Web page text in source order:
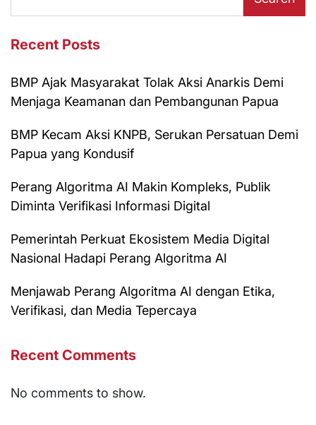
Recent Posts
BMP Ajak Masyarakat Tolak Aksi Anarkis Demi
Menjaga Keamanan dan Pembangunan Papua
BMP Kecam Aksi KNPB, Serukan Persatuan Demi
Papua yang Kondusif
Perang Algoritma AI Makin Kompleks, Publik
Diminta Verifikasi Informasi Digital
Pemerintah Perkuat Ekosistem Media Digital
Nasional Hadapi Perang Algoritma AI
Menjawab Perang Algoritma AI dengan Etika,
Verifikasi, dan Media Tepercaya
Recent Comments
No comments to show.